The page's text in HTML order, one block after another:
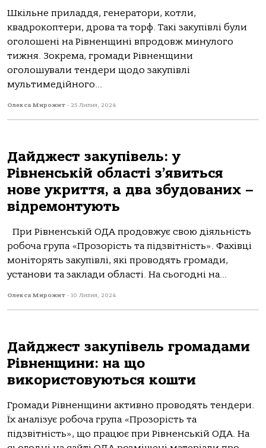
Шкільне приладдя, генератори, котли,
квадрокоптери, дрова та торф. Такі закупівлі були
оголошені на Рівненщині впродовж минулого
тижня. Зокрема, громади Рівненщини
оголошували тендери щодо закупівлі
мультимедійного...
Олекса Мирожит - 25 Липня, 2024
Дайджест закупівель: у
Рівненській області з’явиться
нове укриття, а два збудованих –
відремонтують
При Рівненській ОДА продовжує свою діяльність
робоча група «Прозорість та підзвітність». Фахівці
моніторять закупівлі, які проводять громади,
установи та заклади області. На сьогодні на...
Олекса Мирожит - 10 Липня, 2024
Дайджест закупівель громадами
Рівненщини: на що
використовуються кошти
Громади Рівненщини активно проводять тендери.
Їх аналізує робоча група «Прозорість та
підзвітність», що працює при Рівненській ОДА. На